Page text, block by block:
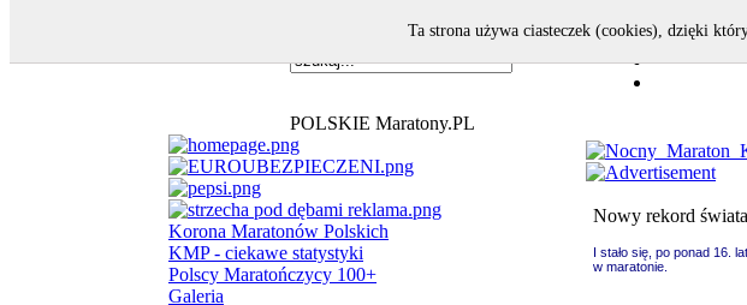
POLSKIE Maratony.PL
Korona Maratonów Polskich
KMP - ciekawe statystyki
Polscy Maratończycy 100+
Galeria
Nowy rekord
I stało się, po ponad 16.
w maratonie.
Ta strona używa ciasteczek (cookies), dzięki